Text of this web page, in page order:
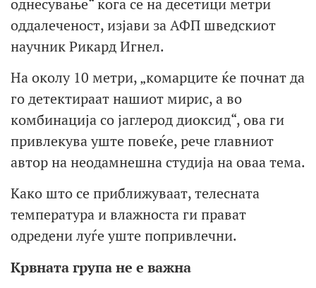
оддалеченост, изјави за АФП шведскиот
научник Рикард Игнел.
На околу 10 метри, „комарците ќе почнат да
го детектираат нашиот мирис, а во
комбинација со јаглерод диоксид“, ова ги
привлекува уште повеќе, рече главниот
автор на неодамнешна студија на оваа тема.
Како што се приближуваат, телесната
температура и влажноста ги прават
одредени луѓе уште попривлечни.
Крвната група не е важна